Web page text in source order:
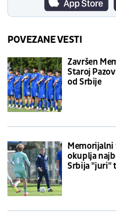
POVEZANE VESTI
Završen
Staroj
od Srbije
okuplja
Srbija "juri"